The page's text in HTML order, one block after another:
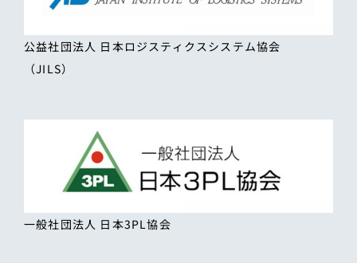
公益社団法人 日本ロジスティクスシステム協会
（JILS）
一般社団法人 日本3PL協会